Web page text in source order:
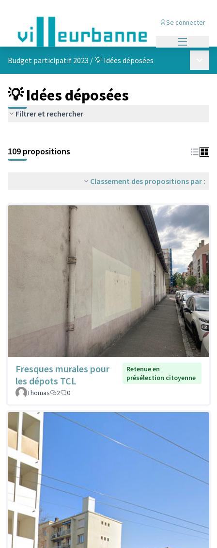
Se connecter
Budget participatif 2023 /💡 Idées déposées
💡 Idées déposées
Filtrer et rechercher
+
−
109 propositions
Classement des propositions par :
Fresques murales pour
les dépots TCL
Retenue en
présélection citoyenne
Thomas
2 0